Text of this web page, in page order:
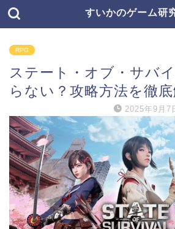
すいかのゲーム研
RPG
ステート・オブ・サバ
らない？攻略方法を徹底
2025年9月7